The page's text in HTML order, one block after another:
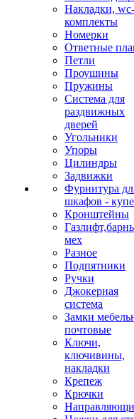
Накладки, wc-
комплекты
Номерки
Ответные
Петли
Проушины
Пружины
Система для
раздвижных
дверей
Угольники
Упоры
Цилиндры
Задвижки
Фурнитура
шкафов - купе
Кронштейны
мех
Разное
Подпятники
Ручки
Джокерная
система
Замки
почтовые
Ключи,
ключивины,
накладки
Крепеж
Крючки